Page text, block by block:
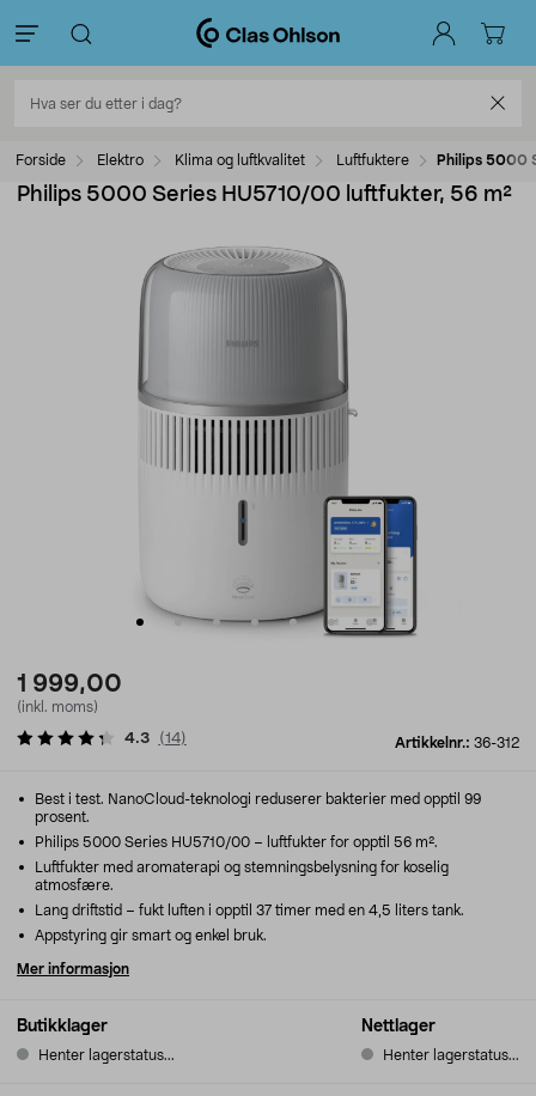
Forside Elektro Klima og luftkvalitet Luftfuktere Philips 5000
Philips 5000 Series HU5710/00 luftfukter, 56 m²
1 999,00
(inkl. moms)
Artikkelnr.: 36-312
4.3 (14)
Butikklager
Henter lagerstatus...
Nettlager
Henter lagerstatus...
Best i test. NanoCloud-teknologi reduserer bakterier med opptil 99
prosent.
Philips 5000 Series HU5710/00 – luftfukter for opptil 56 m².
Luftfukter med aromaterapi og stemningsbelysning for koselig
atmosfære.
Lang driftstid – fukt luften i opptil 37 timer med en 4,5 liters tank.
Appstyring gir smart og enkel bruk.
Mer informasjon